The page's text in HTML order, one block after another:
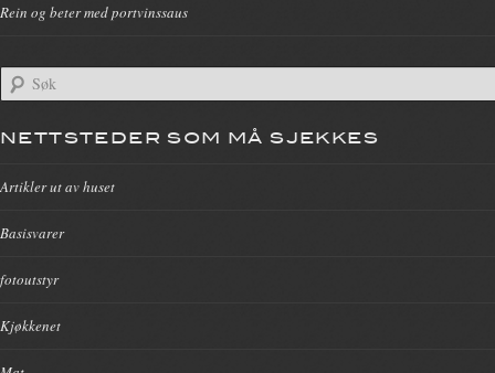
Rein og beter med portvinssaus
NETTSTEDER SOM MÅ SJEKKES
Artikler ut av huset
Basisvarer
fotoutstyr
Kjøkkenet